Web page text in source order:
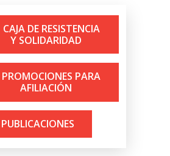
CAJA DE RESISTENCIA
Y SOLIDARIDAD
PROMOCIONES PARA
AFILIACIÓN
PUBLICACIONES